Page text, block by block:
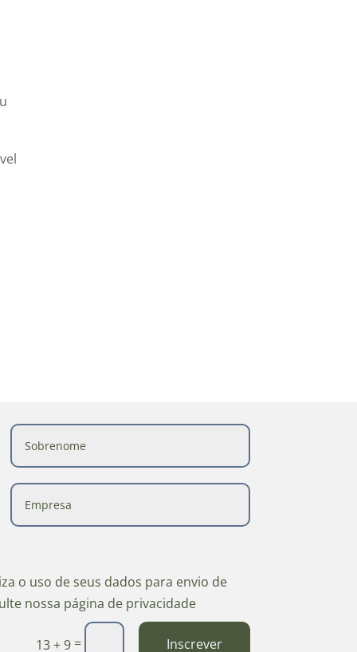
o uso de seus dados para envio de
nossa página de privacidade
13 + 9= Inscrever